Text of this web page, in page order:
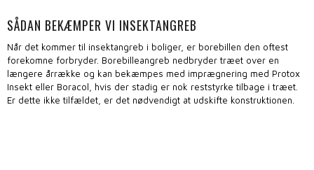
SÅDAN BEKÆMPER VI INSEKTANGREB
Når det kommer til insektangreb i boliger, er borebillen den oftest
forekomne forbryder. Borebilleangreb nedbryder træet over en
længere årrække og kan bekæmpes med imprægnering med Protox
Insekt eller Boracol, hvis der stadig er nok reststyrke tilbage i træet.
Er dette ikke tilfældet, er det nødvendigt at udskifte konstruktionen.